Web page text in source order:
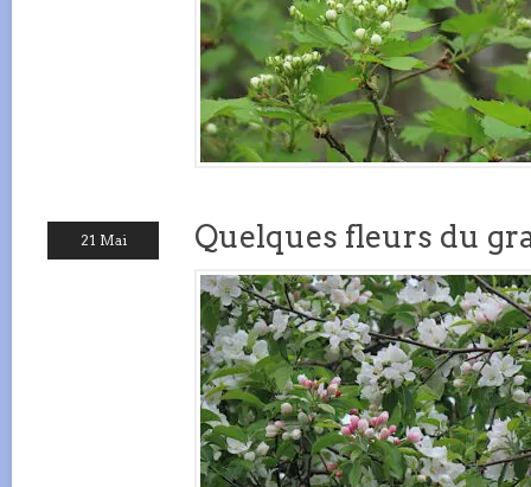
21 Mai Quelques fleurs du